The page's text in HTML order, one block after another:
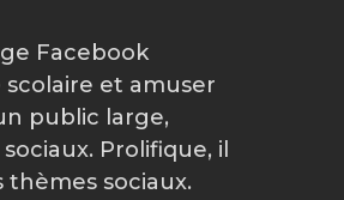
Facebook
scolaire et amuser
public large,
Prolifique, il
sociaux.